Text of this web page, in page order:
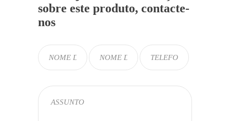
sobre este produto, contacte-
nos